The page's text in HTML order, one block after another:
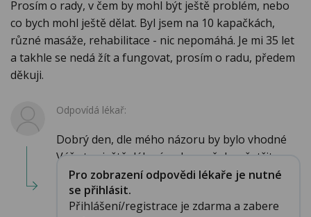
Prosím o rady, v čem by mohl být ještě problém, nebo
co bych mohl ještě dělat. Byl jsem na 10 kapačkách,
různé masáže, rehabilitace - nic nepomáhá. Je mi 35 let
a takhle se nedá žít a fungovat, prosím o radu, předem
děkuji.
Odpovídá lékař:
Dobrý den, dle mého názoru by bylo vhodné
Váš stav ještě déle víceoborově dovyšetřit, n...
Pro zobrazení odpovědi lékaře je nutné
se přihlásit.
Přihlášení/registrace je zdarma a zabere